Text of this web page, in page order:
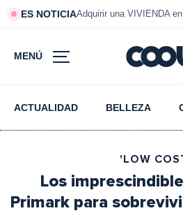
ES NOTICIAAdquirir una VIVIENDA
MENÚ
ACTUALIDAD BELLEZA
'LOW
Los
Primark para